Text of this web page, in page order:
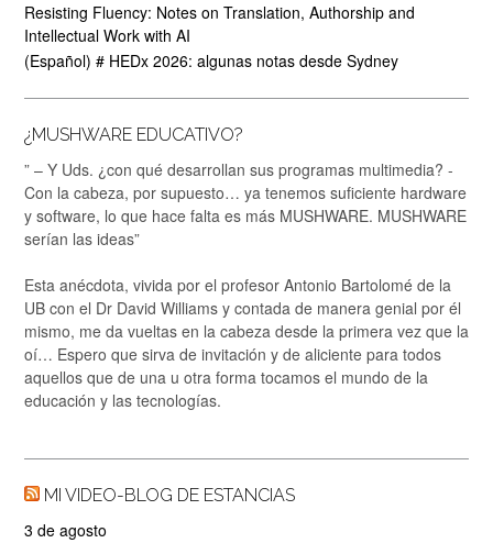
Resisting Fluency: Notes on Translation, Authorship and
Intellectual Work with AI
(Español) # HEDx 2026: algunas notas desde Sydney
¿MUSHWARE EDUCATIVO?
” – Y Uds. ¿con qué desarrollan sus programas multimedia? -
Con la cabeza, por supuesto… ya tenemos suficiente hardware
y software, lo que hace falta es más MUSHWARE. MUSHWARE
serían las ideas”
Esta anécdota, vivida por el profesor Antonio Bartolomé de la
UB con el Dr David Williams y contada de manera genial por él
mismo, me da vueltas en la cabeza desde la primera vez que la
oí… Espero que sirva de invitación y de aliciente para todos
aquellos que de una u otra forma tocamos el mundo de la
educación y las tecnologías.
MI VIDEO-BLOG DE ESTANCIAS
3 de agosto